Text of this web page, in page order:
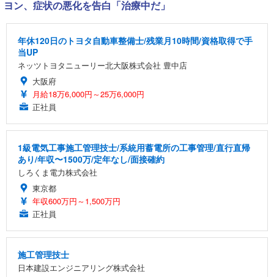
ヨン、症状の悪化を告白「治療中だ」
年休120日のトヨタ自動車整備士/残業月10時間/資格取得で手
当UP
ネッツトヨタニューリー北大阪株式会社 豊中店
大阪府
月給18万6,000円～25万6,000円
正社員
1級電気工事施工管理技士/系統用蓄電所の工事管理/直行直帰
あり/年収〜1500万/定年なし/面接確約
しろくま電力株式会社
東京都
年収600万円～1,500万円
正社員
施工管理技士
日本建設エンジニアリング株式会社